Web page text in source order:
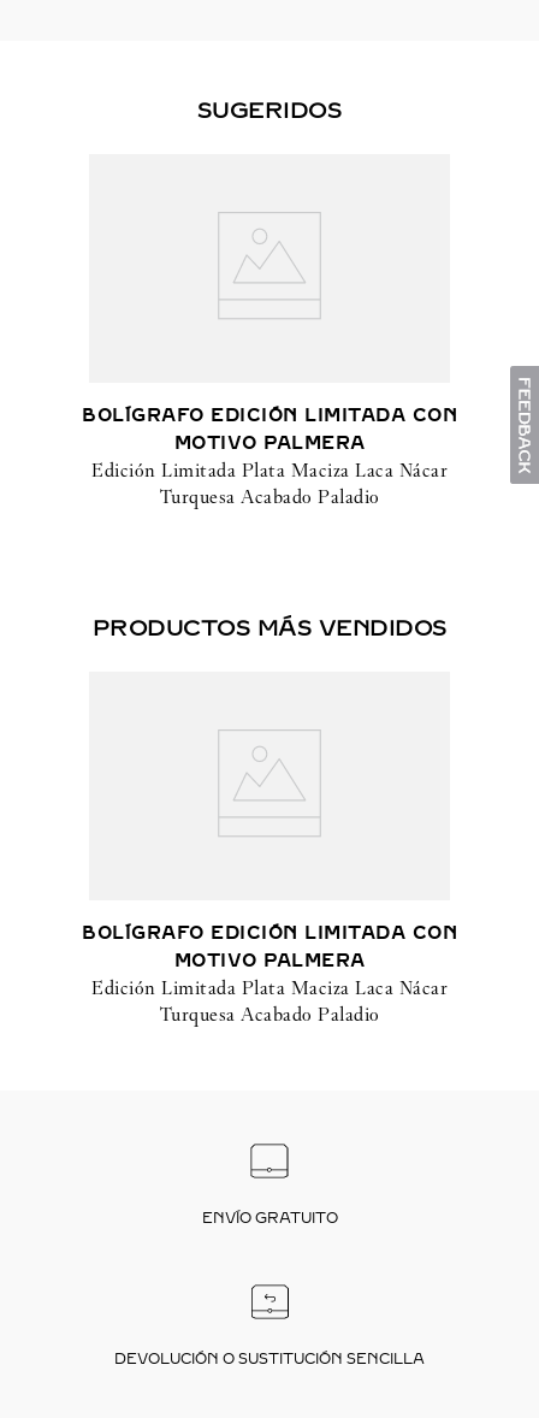
SUGERIDOS
BOLÍGRAFO EDICIÓN LIMITADA CON
MOTIVO PALMERA
Edición Limitada Plata Maciza Laca Nácar
Turquesa Acabado Paladio
PRODUCTOS MÁS VENDIDOS
BOLÍGRAFO EDICIÓN LIMITADA CON
MOTIVO PALMERA
Edición Limitada Plata Maciza Laca Nácar
Turquesa Acabado Paladio
ENVÍO GRATUITO
DEVOLUCIÓN O SUSTITUCIÓN SENCILLA